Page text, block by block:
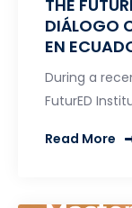
THE
DIÁLOGO
EN
During a
FuturED
Read More